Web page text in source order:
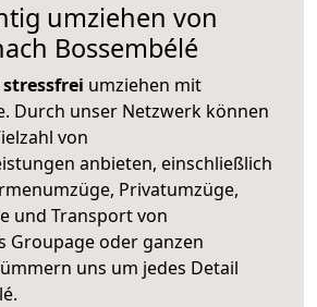
umziehen von
Bossembélé
umziehen mit
Durch unser Netzwerk können
von
anbieten, einschließlich
Privatumzüge,
und Transport von
Groupage oder ganzen
uns um jedes Detail